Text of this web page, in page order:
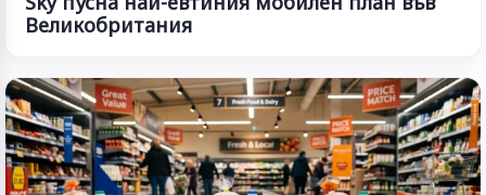
Великобритания